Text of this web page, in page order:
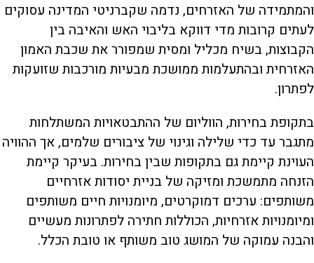
והמתמידה של האזרחים, נדמה שקברניטי המדינה עסוקים
לעתים קרובות מדי דווקא בליבוי האש והאיבה בין
הקבוצות, בשיח מכליל ומסית שמפורר את שכבת האמון
האזרחית ובהתעלמות ממושכת מבעיות מורכבות שזועקות
לפתרון.
בתקופת בחירות, הווליום של ההתבטאויות המשתלחות
מתגבר עד כדי שלילה וגינוי של ציבורים שלמים, אך ההוויה
העוינת קיימת גם בתקופות שבין בחירות. בעיקר קיימת
הזנחה מתמשכת ומזיקה של בניית יסודות אזרחיים
משותפים: ערכים דמוקרטים, מיומנויות חיים משותפים
ומיומנויות אזרחיות, הכוללות חתירה לפתרונות מעשיים
והבנה עמוקה של המושג טוב משותף או טובת הכלל.